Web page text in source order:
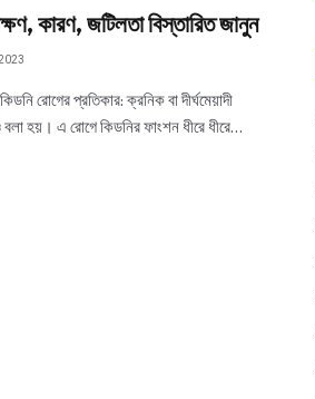
কারণ, জটিলতা বিস্তারিত জানুন
রোগের প্রতিকার: ক্রনিক বা দীর্ঘমেয়াদী
হয়। এ রোগে কিডনির ফাংশন ধীরে ধীরে…